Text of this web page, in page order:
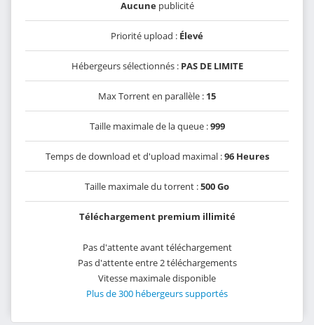
Aucunepublicité
Priorité upload : Élevé
Hébergeurs sélectionnés : PAS DE LIMITE
Max Torrent en parallèle : 15
Taille maximale de la queue :999
Temps de download et d'upload maximal :96 Heures
Taille maximale du torrent :500 Go
Téléchargement premium illimité
Pas d'attente avant téléchargement
Pas d'attente entre 2 téléchargements
Vitesse maximale disponible
Plus de 300 hébergeurs supportés